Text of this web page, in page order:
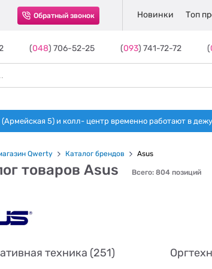
Обратный звонок Новинки Топ
(048) 706-52-25 (093) 741-72-72 (
5) и колл- центр временно работают в
Qwerty Каталог брендов Asus
товаров Asus Всего: 804 позиций
техника (251)